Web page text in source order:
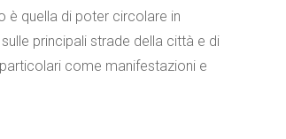
è quella di poter circolare in
principali strade della città e di
come manifestazioni e